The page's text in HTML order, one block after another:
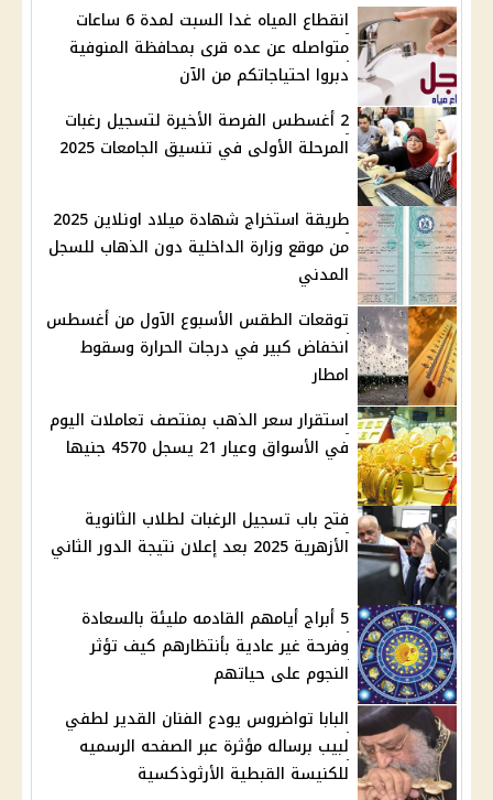
انقطاع المياه غدا السبت لمدة 6 ساعات
متواصله عن عده قرى بمحافظة المنوفية
دبروا احتياجاتكم من الآن
2 أغسطس الفرصة الأخيرة لتسجيل رغبات
المرحلة الأولى في تنسيق الجامعات 2025
طريقة استخراج شهادة ميلاد اونلاين 2025
من موقع وزارة الداخلية دون الذهاب للسجل
المدني
توقعات الطقس الأسبوع الآول من أغسطس
انخفاض كبير في درجات الحرارة وسقوط
امطار
استقرار سعر الذهب بمنتصف تعاملات اليوم
في الأسواق وعيار 21 يسجل 4570 جنيها
فتح باب تسجيل الرغبات لطلاب الثانوية
الأزهرية 2025 بعد إعلان نتيجة الدور الثاني
5 أبراج أيامهم القادمه مليئة بالسعادة
وفرحة غير عادية بأنتظارهم كيف تؤثر
النجوم على حياتهم
البابا تواضروس يودع الفنان القدير لطفي
لبيب برساله مؤثرة عبر الصفحه الرسميه
للكنيسة القبطية الأرثوذكسية